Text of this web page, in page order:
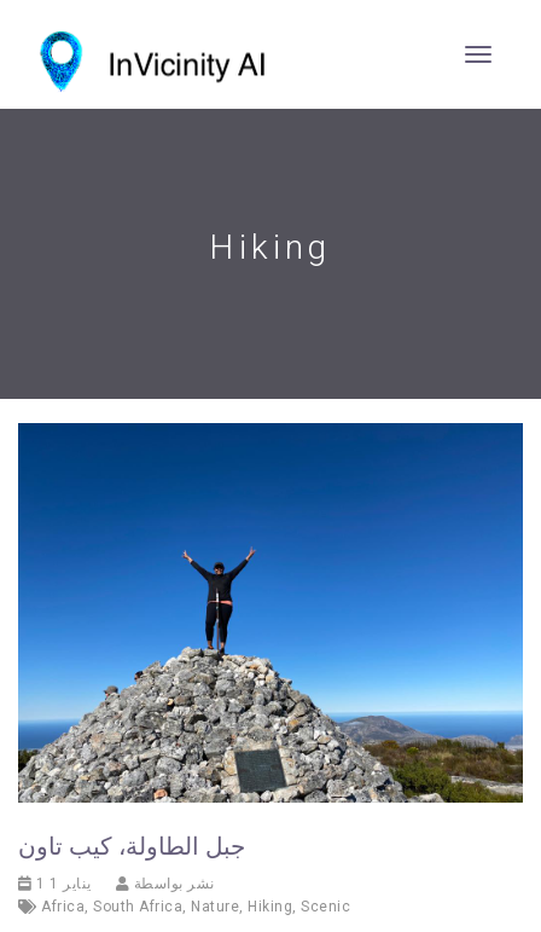
Hiking
جبل الطاولة، كيب تاون
1 يناير 1
نشر بواسطة
Africa South Africa Nature Hiking Scenic